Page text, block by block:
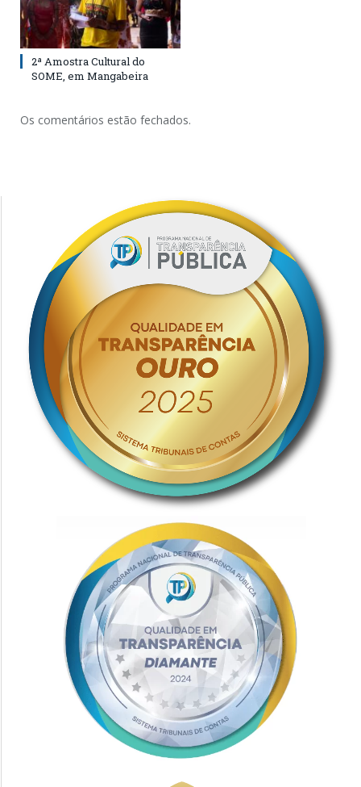
2ª Amostra Cultural do
SOME, em Mangabeira
Os comentários estão fechados.